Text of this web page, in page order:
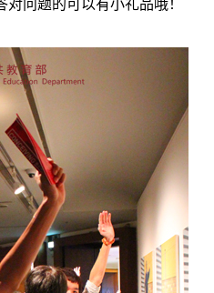
问题的可以有小礼品哦！